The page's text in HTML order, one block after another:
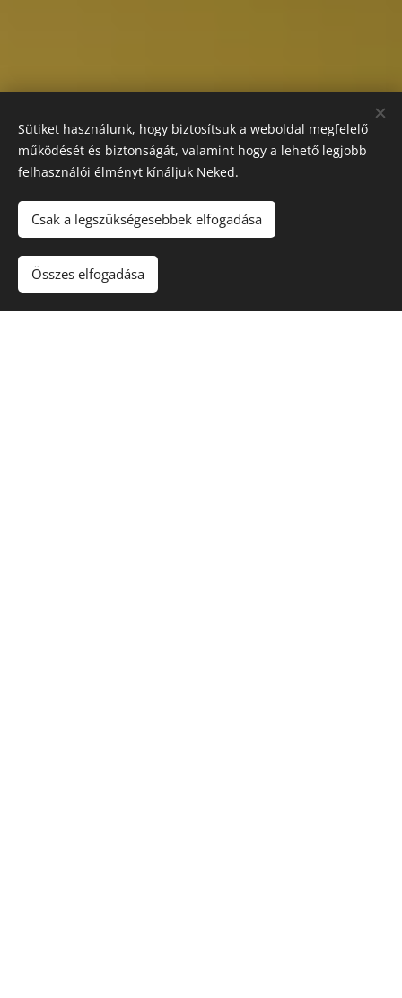
Sütiket használunk, hogy biztosítsuk a weboldal megfelelő
működését és biztonságát, valamint hogy a lehető legjobb
felhasználói élményt kínáljuk Neked.
Csak a legszükségesebbek elfogadása
Összes elfogadása